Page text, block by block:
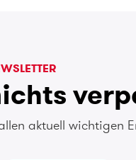
aktuell wichtigen